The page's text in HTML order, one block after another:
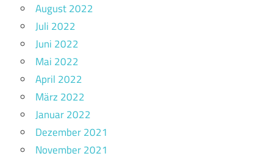
August 2022
Juli 2022
Juni 2022
Mai 2022
April 2022
März 2022
Januar 2022
Dezember 2021
November 2021